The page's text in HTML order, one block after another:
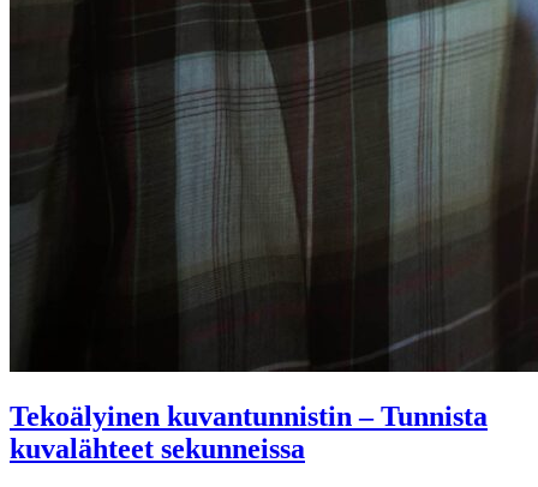
Tekoälyinen kuvantunnistin – Tunnista
kuvalähteet sekunneissa